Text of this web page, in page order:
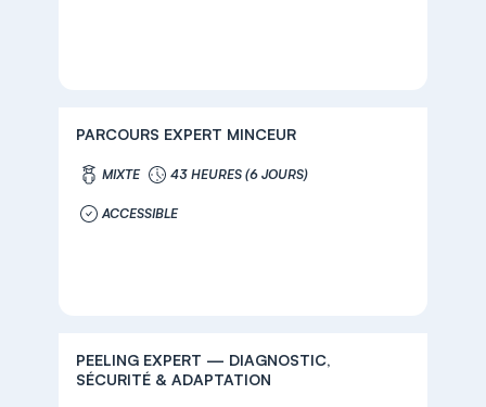
PARCOURS EXPERT MINCEUR
MIXTE 43 HEURES (6 JOURS)
ACCESSIBLE
PEELING EXPERT — DIAGNOSTIC,
SÉCURITÉ & ADAPTATION